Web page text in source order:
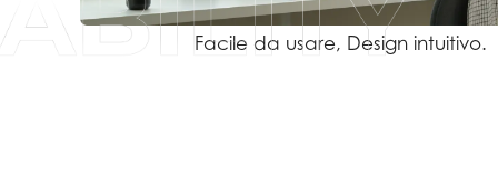
Facile da usare, Design intuitivo.